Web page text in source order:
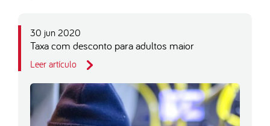
30 jun 2020
Taxa com desconto para adultos maior
Leer artículo